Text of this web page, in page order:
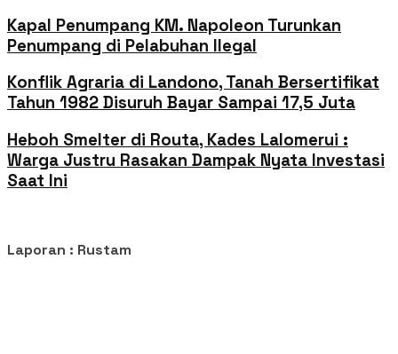
Kapal Penumpang KM. Napoleon Turunkan
Penumpang di Pelabuhan Ilegal
Konflik Agraria di Landono, Tanah Bersertifikat
Tahun 1982 Disuruh Bayar Sampai 17,5 Juta
Heboh Smelter di Routa, Kades Lalomerui :
Warga Justru Rasakan Dampak Nyata Investasi
Saat Ini
Laporan : Rustam